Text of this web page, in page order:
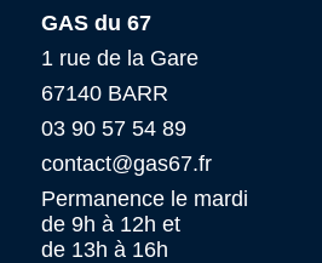
GAS du 67
1 rue de la Gare
67140 BARR
03 90 57 54 89
contact@gas67.fr
Permanence le mardi
de 9h à 12h et
de 13h à 16h